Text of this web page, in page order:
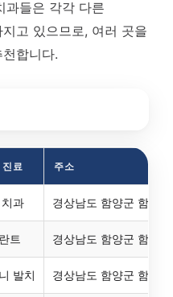
과들은 각각 다른
고 있으므로, 여러 곳을
합니다.
료 주소
과 경상남도 함양군 함양
트 경상남도 함양군 함양
발치 경상남도 함양군 함양